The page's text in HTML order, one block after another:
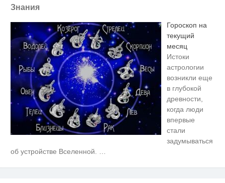
Знания
Гороскоп на
текущий
месяц
Истоки
астрологии
возникли еще
в глубокой
древности,
когда люди
впервые
стали
задумываться
об устройстве Вселенной.
холодильнике: есть один